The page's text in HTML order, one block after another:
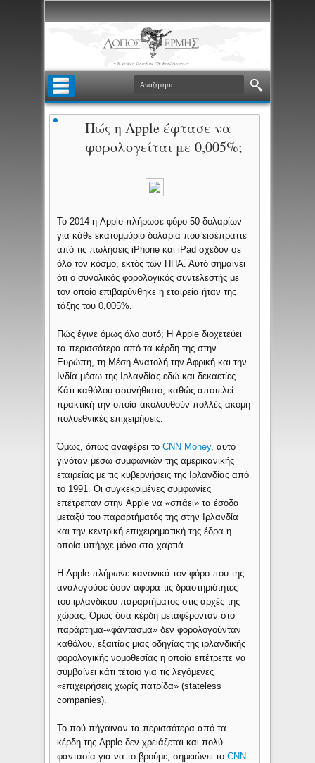
Πώς η Apple έφτασε να
φορολογείται με 0,005%;
Το 2014 η Apple πλήρωσε φόρο 50 δολαρίων
για κάθε εκατομμύριο δολάρια που εισέπραττε
από τις πωλήσεις iPhone και iPad σχεδόν σε
όλο τον κόσμο, εκτός των ΗΠΑ. Αυτό σημαίνει
ότι ο συνολικός φορολογικός συντελεστής με
τον οποίο επιβαρύνθηκε η εταιρεία ήταν της
τάξης του 0,005%.
Πώς έγινε όμως όλο αυτό; Η Apple διοχετεύει
τα περισσότερα από τα κέρδη της στην
Ευρώπη, τη Μέση Ανατολή την Αφρική και την
Ινδία μέσω της Ιρλανδίας εδώ και δεκαετίες.
Κάτι καθόλου ασυνήθιστο, καθώς αποτελεί
πρακτική την οποία ακολουθούν πολλές ακόμη
πολυεθνικές επιχειρήσεις.
Όμως, όπως αναφέρει τοCNN Money, αυτό
γινόταν μέσω συμφωνιών της αμερικανικής
εταιρείας με τις κυβερνήσεις της Ιρλανδίας από
το 1991. Οι συγκεκριμένες συμφωνίες
επέτρεπαν στην Apple να «σπάει» τα έσοδα
μεταξύ του παραρτήματός της στην Ιρλανδία
και την κεντρική επιχειρηματική της έδρα η
οποία υπήρχε μόνο στα χαρτιά.
Η Apple πλήρωνε κανονικά τον φόρο που της
αναλογούσε όσον αφορά τις δραστηριότητες
του ιρλανδικού παραρτήματος στις αρχές της
χώρας. Όμως όσα κέρδη μεταφέρονταν στο
παράρτημα-«φάντασμα» δεν φορολογούνταν
καθόλου, εξαιτίας μιας οδηγίας της ιρλανδικής
φορολογικής νομοθεσίας η οποία επέτρεπε να
συμβαίνει κάτι τέτοιο για τις λεγόμενες
«επιχειρήσεις χωρίς πατρίδα» (stateless
companies).
Το πού πήγαιναν τα περισσότερα από τα
κέρδη της Apple δεν χρειάζεται και πολύ
φαντασία για να το βρούμε, σημειώνει τοCNN